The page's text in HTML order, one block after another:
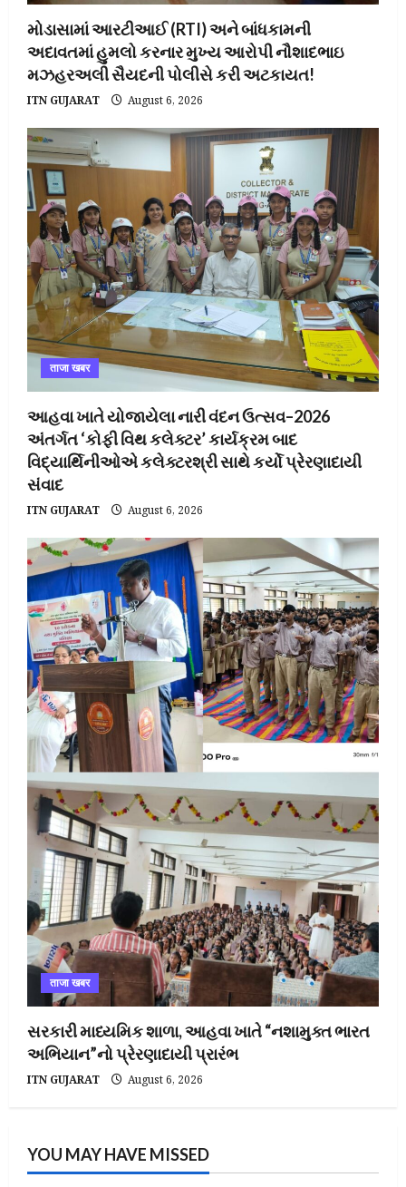
મોડાસામાં આરટીઆઈ (RTI) અને બાંધકામની
અદાવતમાં હુમલો કરનાર મુખ્ય આરોપી નૌશાદભાઇ
મઝહરઅલી સૈયદની પોલીસે કરી અટકાયત!
ITN GUJARAT August 6, 2026
ताजा खबर
આહવા ખાતે યોજાયેલા નારી વંદન ઉત્સવ–2026
અંતર્ગત ‘કોફી વિથ કલેક્ટર’ કાર્યક્રમ બાદ
વિદ્યાર્થિનીઓએ કલેક્ટરશ્રી સાથે કર્યો પ્રેરણાદાયી
સંવાદ
ITN GUJARAT August 6, 2026
ताजा खबर
સરકારી માધ્યમિક શાળા, આહવા ખાતે “નશામુક્ત ભારત
અભિયાન”નો પ્રેરણાદાયી પ્રારંભ
ITN GUJARAT August 6, 2026
YOU MAY HAVE MISSED